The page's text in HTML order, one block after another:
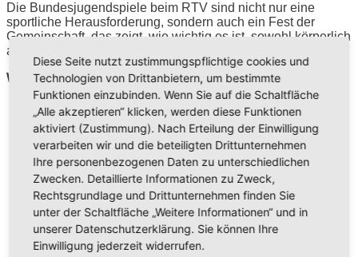
Die Bundesjugendspiele beim RTV sind nicht nur eine
sportliche Herausforderung, sondern auch ein Fest der
Gemeinschaft, das zeigt, wie wichtig es ist, sowohl körperlich
als auch geistig in Bewegung zu bleiben.
Wir freuen uns schon auf das nächste Jahr!
Diese Seite nutzt zustimmungspflichtige cookies und
Technologien von Drittanbietern, um bestimmte
Funktionen einzubinden. Wenn Sie auf die Schaltfläche
„Alle akzeptieren“ klicken, werden diese Funktionen
aktiviert (Zustimmung). Nach Erteilung der Einwilligung
verarbeiten wir und die beteiligten Drittunternehmen
Ihre personenbezogenen Daten zu unterschiedlichen
Zwecken. Detaillierte Informationen zu Zweck,
Rechtsgrundlage und Drittunternehmen finden Sie
unter der Schaltfläche „Weitere Informationen“ und in
unserer Datenschutzerklärung. Sie können Ihre
Einwilligung jederzeit widerrufen.